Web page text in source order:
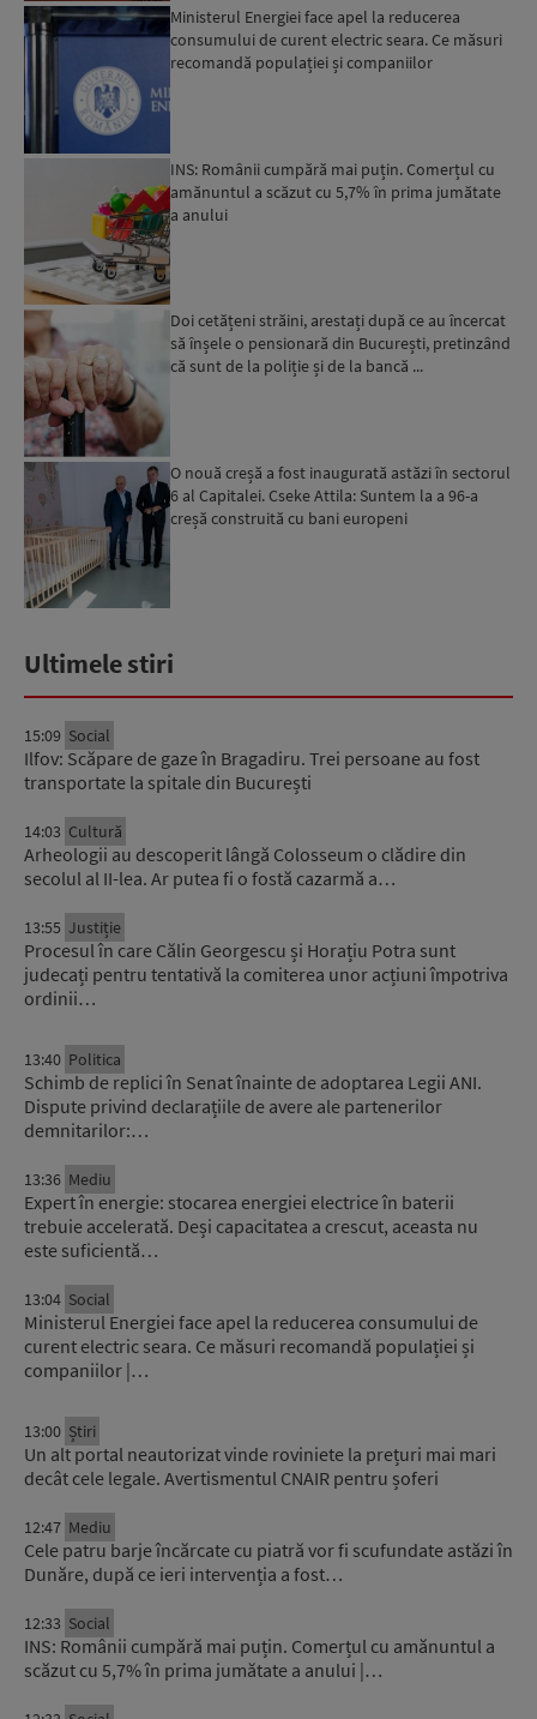
Ministerul Energiei face apel la reducerea
consumului de curent electric seara. Ce măsuri
recomandă populației și companiilor
INS: Românii cumpără mai puțin. Comerțul cu
amănuntul a scăzut cu 5,7% în prima jumătate
a anului
Doi cetățeni străini, arestați după ce au încercat
să înșele o pensionară din București, pretinzând
că sunt de la poliție și de la bancă ...
O nouă creșă a fost inaugurată astăzi în sectorul
6 al Capitalei. Cseke Attila: Suntem la a 96-a
creșă construită cu bani europeni
Ultimele stiri
15:09 Social
Ilfov: Scăpare de gaze în Bragadiru. Trei persoane au fost
transportate la spitale din București
14:03 Cultură
Arheologii au descoperit lângă Colosseum o clădire din
secolul al II-lea. Ar putea fi o fostă cazarmă a…
13:55 Justiție
Procesul în care Călin Georgescu și Horațiu Potra sunt
judecați pentru tentativă la comiterea unor acțiuni împotriva
ordinii…
13:40 Politica
Schimb de replici în Senat înainte de adoptarea Legii ANI.
Dispute privind declarațiile de avere ale partenerilor
demnitarilor:…
13:36 Mediu
Expert în energie: stocarea energiei electrice în baterii
trebuie accelerată. Deși capacitatea a crescut, aceasta nu
este suficientă…
13:04 Social
Ministerul Energiei face apel la reducerea consumului de
curent electric seara. Ce măsuri recomandă populației și
companiilor |…
13:00 Știri
Un alt portal neautorizat vinde roviniete la prețuri mai mari
decât cele legale. Avertismentul CNAIR pentru șoferi
12:47 Mediu
Cele patru barje încărcate cu piatră vor fi scufundate astăzi în
Dunăre, după ce ieri intervenția a fost…
12:33 Social
INS: Românii cumpără mai puțin. Comerțul cu amănuntul a
scăzut cu 5,7% în prima jumătate a anului |…